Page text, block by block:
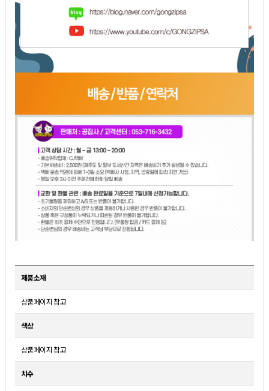
제품소재
상품페이지 참고
색상
상품페이지 참고
치수